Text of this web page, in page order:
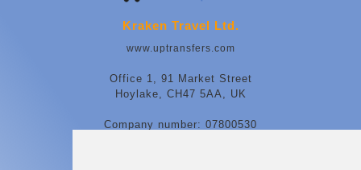
Kraken Travel Ltd.
www.uptransfers.com
Office 1, 91 Market Street
Hoylake, CH47 5AA, UK
Company number: 07800530